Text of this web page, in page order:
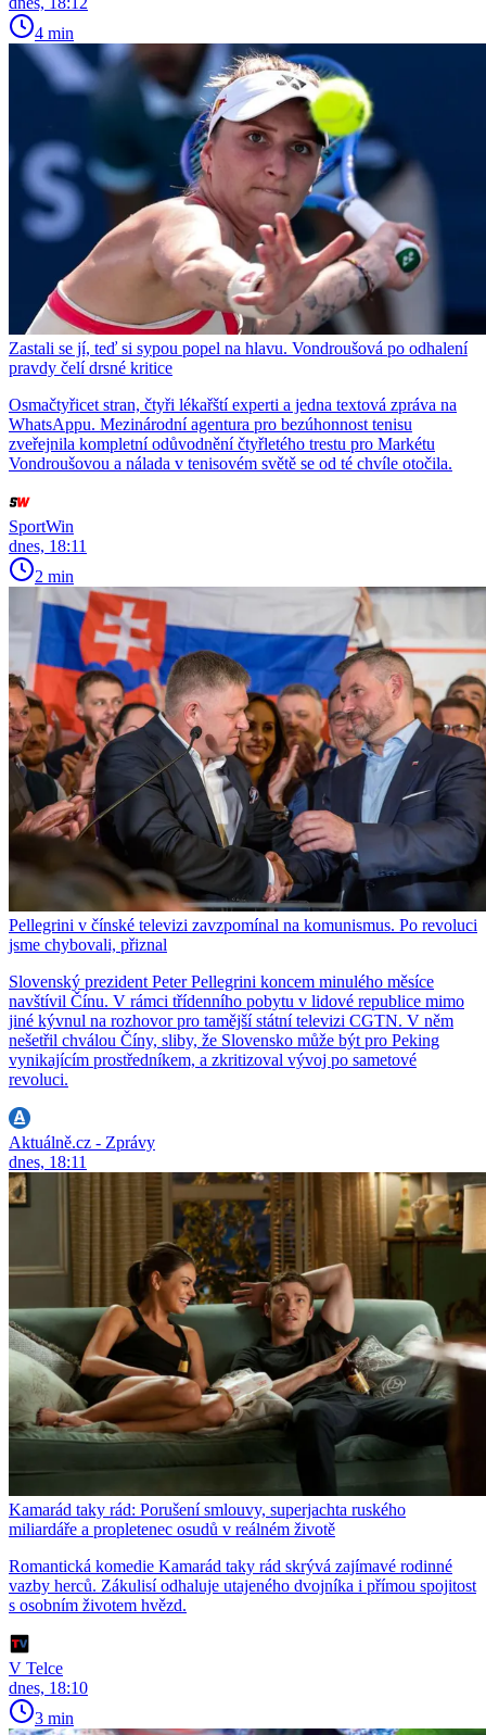
4 min
Zastali se jí, teď si sypou popel na hlavu. Vondroušová po odhalení
pravdy čelí drsné kritice
Osmačtyřicet stran, čtyři lékařští experti a jedna textová zpráva na
WhatsAppu. Mezinárodní agentura pro bezúhonnost tenisu
zveřejnila kompletní odůvodnění čtyřletého trestu pro Markétu
Vondroušovou a nálada v tenisovém světě se od té chvíle otočila.
SportWin
dnes, 18:11
2 min
Pellegrini v čínské televizi zavzpomínal na komunismus. Po revoluci
jsme chybovali, přiznal
Slovenský prezident Peter Pellegrini koncem minulého měsíce
navštívil Čínu. V rámci třídenního pobytu v lidové republice mimo
jiné kývnul na rozhovor pro tamější státní televizi CGTN. V něm
nešetřil chválou Číny, sliby, že Slovensko může být pro Peking
vynikajícím prostředníkem, a zkritizoval vývoj po sametové
revoluci.
Aktuálně.cz - Zprávy
dnes, 18:11
Kamarád taky rád: Porušení smlouvy, superjachta ruského
miliardáře a propletenec osudů v reálném životě
Romantická komedie Kamarád taky rád skrývá zajímavé rodinné
vazby herců. Zákulisí odhaluje utajeného dvojníka i přímou spojitost
s osobním životem hvězd.
V Telce
dnes, 18:10
3 min